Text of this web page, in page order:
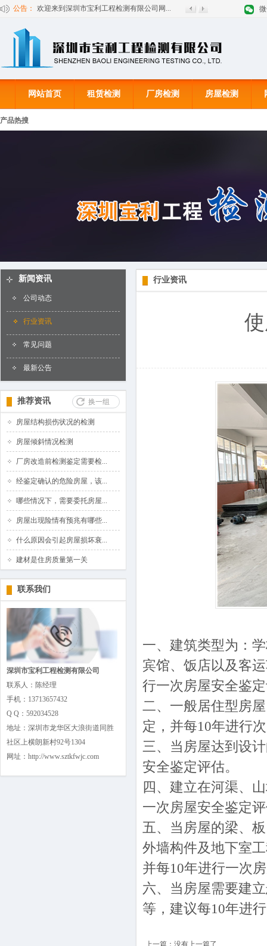
公告： 欢迎来到深圳市宝利工程检测有限公司网...
网站首页 租赁检测 厂房检测 房屋检测
产品热搜
新闻资讯
公司动态
行业资讯
常见问题
最新公告
换一组
推荐资讯
房屋结构损伤状况的检测
房屋倾斜情况检测
厂房改造前检测鉴定需要检...
经鉴定确认的危险房屋，该...
哪些情况下，需要委托房屋...
房屋出现险情有预兆有哪些...
什么原因会引起房屋损坏衰...
建材是住房质量第一关
联系我们
深圳市宝利工程检测有限公司
联系人：陈经理
手机：13713657432
Q Q：592034528
地址：深圳市龙华区大浪街道同胜
社区上横朗新村92号1304
网址：http://www.sztkfwjc.com
行业资讯
一、建筑类型为：
宾馆、饭店以及客
行一次房屋安全鉴
二、一般居住型房
定，并每10年进行
三、当房屋达到设
安全鉴定评估。
四、建立在河渠、
一次房屋安全鉴定
五、当房屋的梁、
外墙构件及地下室
并每10年进行一次
六、当房屋需要建
等，建议每10年进
上一篇：没有上一篇了